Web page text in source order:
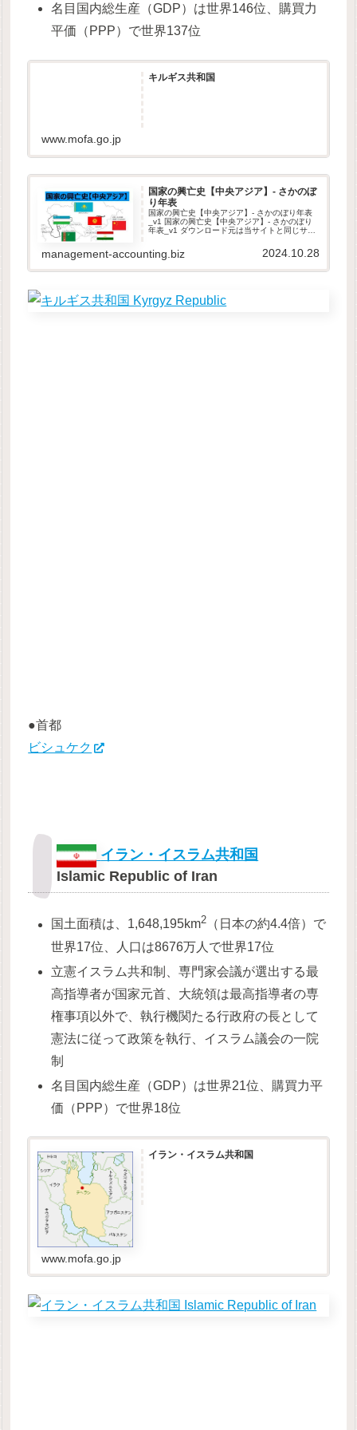
名目国内総生産（GDP）は世界146位、購買力
平価（PPP）で世界137位
キルギス共和国
www.mofa.go.jp
国家の興亡史【中央アジア】- さかのぼ
り年表
国家の興亡史【中央アジア】- さかのぼり年表
_v1 国家の興亡史【中央アジア】- さかのぼり
年表_v1 ダウンロード元は当サイトと同じサー
ィ規則に則って運営されています。ダウンロー
ドしたファイルは...
management-accounting.biz 2024.10.28
●首都
ビシュケク
イラン・イスラム共和国
Islamic Republic of Iran
国土面積は、1,648,195km2 （日本の約4.4倍）で
世界17位、人口は8676万人で世界17位
立憲イスラム共和制、専門家会議が選出する最
高指導者が国家元首、大統領は最高指導者の専
権事項以外で、執行機関たる行政府の長として
憲法に従って政策を執行、イスラム議会の一院
制
名目国内総生産（GDP）は世界21位、購買力平
価（PPP）で世界18位
イラン・イスラム共和国
www.mofa.go.jp